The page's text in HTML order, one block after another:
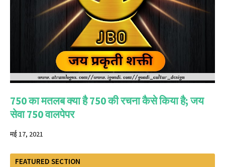
750 का मतलब क्या है 750 की रचना कैसे किया है; जय
सेवा 750 वालपेपर
मई 17, 2021
FEATURED SECTION